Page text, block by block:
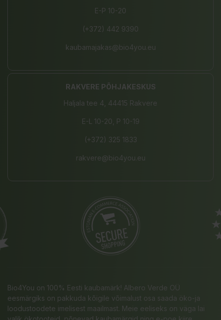
E-P 10-20
(+372) 442 9390
kaubamajakas@bio4you.eu
RAKVERE PÕHJAKESKUS
Haljala tee 4, 44415 Rakvere
E-L 10-20, P 10-19
(+372) 325 1833
rakvere@bio4you.eu
Bio4You on 100% Eesti kaubamärk! Albero Verde OÜ
eesmärgiks on pakkuda kõigile võimalust osa saada öko-ja
loodustoodete imelisest maailmast. Meie eeliseks on väga lai